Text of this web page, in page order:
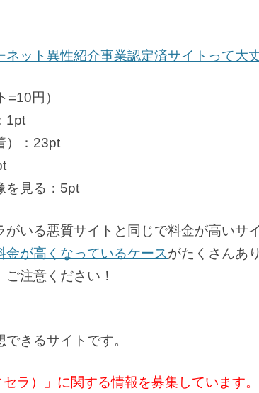
ネット異性紹介事業認定済サイトって大
=10円）
1pt
）：23pt
を見る：5pt
がいる悪質サイトと同じで料金が高いサ
金が高くなっているケースがたくさんあ
注意ください！
きるサイトです。
セラ）」に関する情報を募集しています